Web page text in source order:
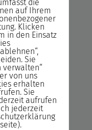
sind die
um
2022:
die
auf Ihrem
Klicken
in den Einsatz
Sie
verwalten“
von uns
erhalten
Sie
aufrufen
jederzeit